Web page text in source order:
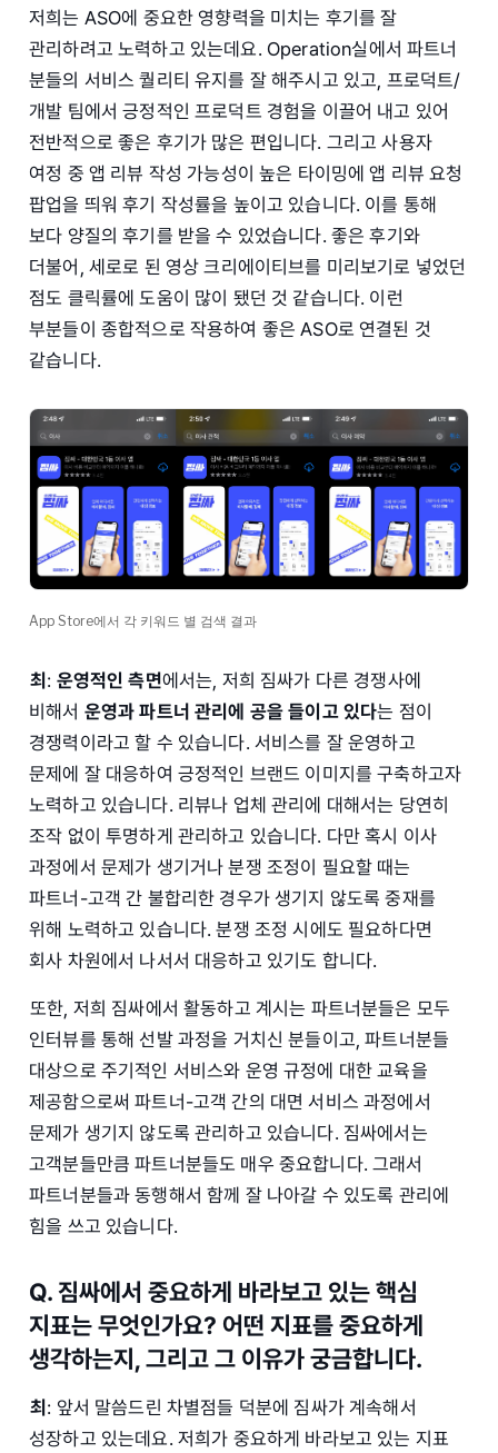
저희는 ASO에 중요한 영향력을 미치는 후기를 잘
관리하려고 노력하고 있는데요. Operation실에서 파트너
분들의 서비스 퀄리티 유지를 잘 해주시고 있고, 프로덕트/
개발 팀에서 긍정적인 프로덕트 경험을 이끌어 내고 있어
전반적으로 좋은 후기가 많은 편입니다. 그리고 사용자
여정 중 앱 리뷰 작성 가능성이 높은 타이밍에 앱 리뷰 요청
팝업을 띄워 후기 작성률을 높이고 있습니다. 이를 통해
보다 양질의 후기를 받을 수 있었습니다. 좋은 후기와
더불어, 세로로 된 영상 크리에이티브를 미리보기로 넣었던
점도 클릭률에 도움이 많이 됐던 것 같습니다. 이런
부분들이 종합적으로 작용하여 좋은 ASO로 연결된 것
같습니다.
App Store에서 각 키워드 별 검색 결과
최 : 운영적인 측면에서는, 저희 짐싸가 다른 경쟁사에
비해서 운영과 파트너 관리에 공을 들이고 있다는 점이
경쟁력이라고 할 수 있습니다. 서비스를 잘 운영하고
문제에 잘 대응하여 긍정적인 브랜드 이미지를 구축하고자
노력하고 있습니다. 리뷰나 업체 관리에 대해서는 당연히
조작 없이 투명하게 관리하고 있습니다. 다만 혹시 이사
과정에서 문제가 생기거나 분쟁 조정이 필요할 때는
파트너-고객 간 불합리한 경우가 생기지 않도록 중재를
위해 노력하고 있습니다. 분쟁 조정 시에도 필요하다면
회사 차원에서 나서서 대응하고 있기도 합니다.
또한, 저희 짐싸에서 활동하고 계시는 파트너분들은 모두
인터뷰를 통해 선발 과정을 거치신 분들이고, 파트너분들
대상으로 주기적인 서비스와 운영 규정에 대한 교육을
제공함으로써 파트너-고객 간의 대면 서비스 과정에서
문제가 생기지 않도록 관리하고 있습니다. 짐싸에서는
고객분들만큼 파트너분들도 매우 중요합니다. 그래서
파트너분들과 동행해서 함께 잘 나아갈 수 있도록 관리에
힘을 쓰고 있습니다.
Q. 짐싸에서 중요하게 바라보고 있는 핵심
지표는 무엇인가요? 어떤 지표를 중요하게
생각하는지, 그리고 그 이유가 궁금합니다.
최 : 앞서 말씀드린 차별점들 덕분에 짐싸가 계속해서
성장하고 있는데요. 저희가 중요하게 바라보고 있는 지표